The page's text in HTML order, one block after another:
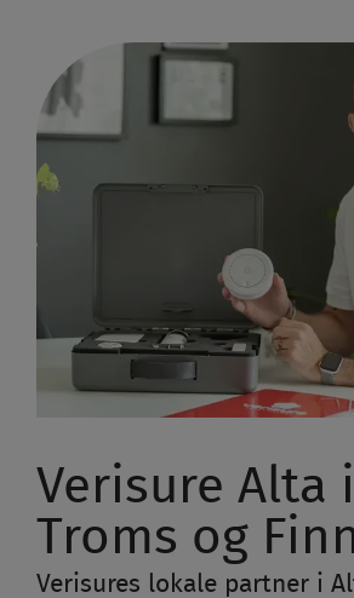
Verisure Alta i
Troms og
Verisures lokale partner i